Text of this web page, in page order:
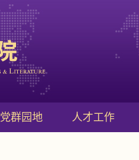
党群园地 人才工作